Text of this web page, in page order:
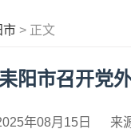
市 > 正文
耒阳市召开党
年08月15日 来